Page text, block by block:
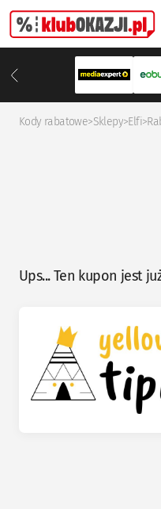
Kody rabatowe>Sklepy>Elfi>
Ups... Ten kupon jest